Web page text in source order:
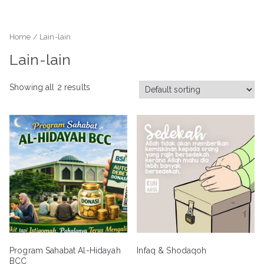
Home / Lain-lain
Lain-lain
Showing all 2 results
Program Sahabat Al-Hidayah
BCC
Infaq & Shodaqoh